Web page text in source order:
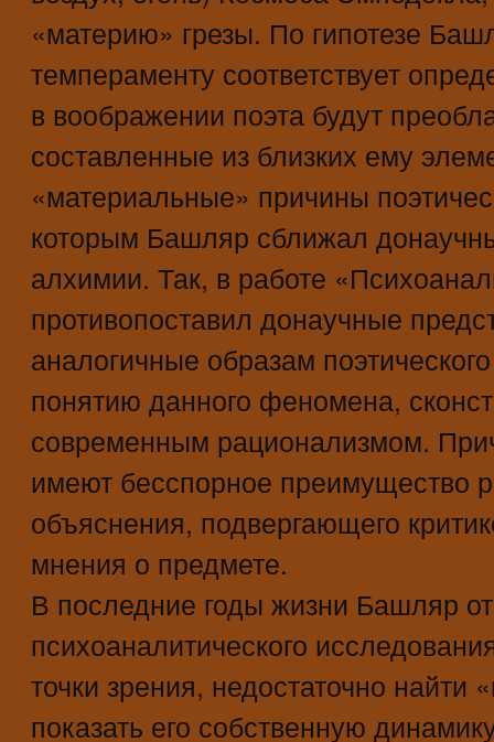
«материю» грезы. По гипотезе
темпераменту соответствует
в воображении поэта будут
составленные из близких ему
«материальные» причины
которым Башляр сближал
алхимии. Так, в работе
противопоставил донаучные
аналогичные образам
понятию данного феномена,
современным рационализмом.
имеют бесспорное преимущество
объяснения, подвергающего
мнения о предмете.
В последние годы жизни Башляр
психоаналитического
точки зрения, недостаточно найти
показать его собственную